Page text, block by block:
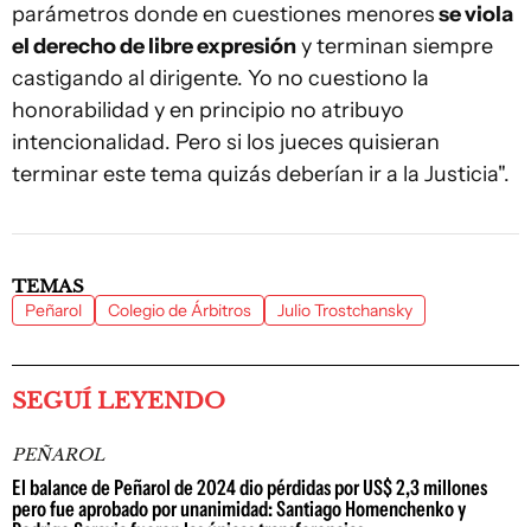
parámetros donde en cuestiones menoresse viola
el derecho de libre expresióny terminan siempre
castigando al dirigente. Yo no cuestiono la
honorabilidad y en principio no atribuyo
intencionalidad. Pero si los jueces quisieran
terminar este tema quizás deberían ir a la Justicia".
TEMAS
Peñarol Colegio de Árbitros Julio Trostchansky
SEGUÍ LEYENDO
PEÑAROL
El balance de Peñarol de 2024 dio pérdidas por US$ 2,3 millones
pero fue aprobado por unanimidad: Santiago Homenchenko y